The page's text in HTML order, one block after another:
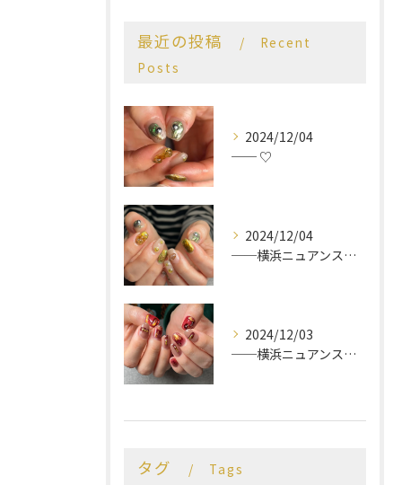
最近の投稿
Recent
Posts
2024/12/04
── ♡
2024/12/04
──横浜ニュアンスネイルサロン♡
2024/12/03
──横浜ニュアンスネイルサロン♡
タグ Tags